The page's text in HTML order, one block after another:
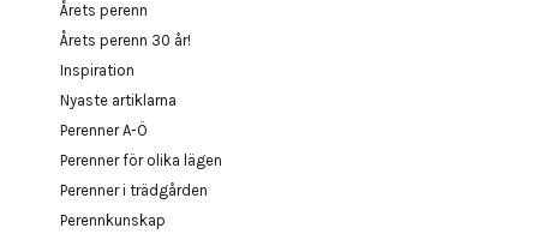
Årets perenn
Årets perenn 30 år!
Inspiration
Nyaste artiklarna
Perenner A-Ö
Perenner för olika lägen
Perenner i trädgården
Perennkunskap